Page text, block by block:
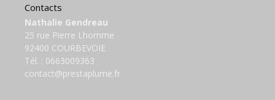
Contacts
Nathalie Gendreau
25 rue Pierre Lhomme
92400 COURBEVOIE
Tél. : 0663009363
contact@prestaplume.fr